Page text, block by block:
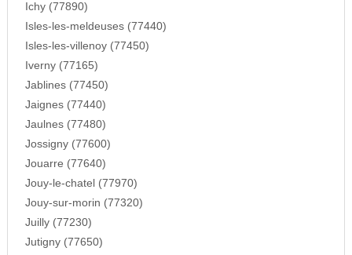
Ichy (77890)
Isles-les-meldeuses (77440)
Isles-les-villenoy (77450)
Iverny (77165)
Jablines (77450)
Jaignes (77440)
Jaulnes (77480)
Jossigny (77600)
Jouarre (77640)
Jouy-le-chatel (77970)
Jouy-sur-morin (77320)
Juilly (77230)
Jutigny (77650)